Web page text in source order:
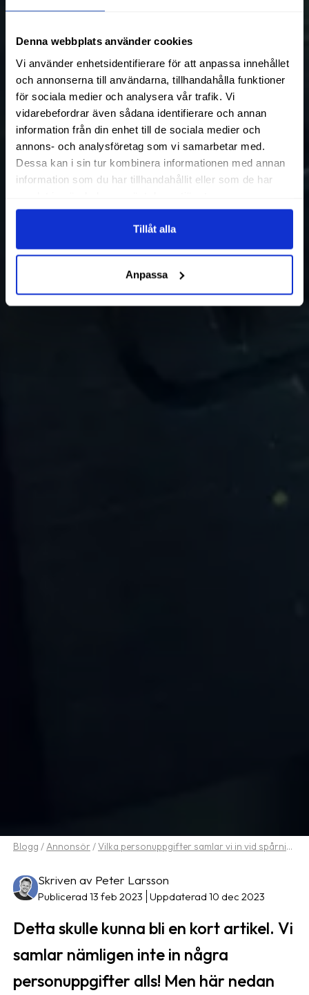
Denna webbplats använder cookies
Vi använder enhetsidentifierare för att anpassa innehållet
och annonserna till användarna, tillhandahålla funktioner
för sociala medier och analysera vår trafik. Vi
vidarebefordrar även sådana identifierare och annan
information från din enhet till de sociala medier och
annons- och analysföretag som vi samarbetar med.
Dessa kan i sin tur kombinera informationen med annan
information som du har tillhandahållit eller som de har
Tillåt alla
Anpassa
Blogg /Annonsör /Vilka personuppgifter samlar vi in vid spårning
Skriven av Peter Larsson
Publicerad 13 feb 2023 Uppdaterad 10 dec 2023
Detta skulle kunna bli en kort artikel. Vi
samlar nämligen inte in några
personuppgifter alls! Men här nedan